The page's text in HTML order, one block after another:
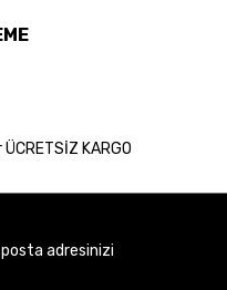
KARGO
adresinizi